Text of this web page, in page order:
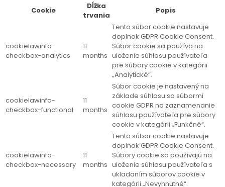
Cookie
Dĺžka
trvania
Popis
cookielawinfo-
checkbox-analytics
11
months
Tento súbor cookie nastavuje
doplnok GDPR Cookie Consent.
Súbor cookie sa používa na
uloženie súhlasu používateľa
pre súbory cookie v kategórii
„Analytické“.
cookielawinfo-
checkbox-functional
11
months
Súbor cookie je nastavený na
základe súhlasu so súbormi
cookie GDPR na zaznamenanie
súhlasu používateľa pre súbory
cookie v kategórii „Funkčné“.
cookielawinfo-
checkbox-necessary
11
months
Tento súbor cookie nastavuje
doplnok GDPR Cookie Consent.
Súbory cookie sa používajú na
uloženie súhlasu používateľa s
ukladaním súborov cookie v
kategórii „Nevyhnutné“.